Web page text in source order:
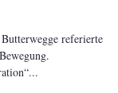
referierte